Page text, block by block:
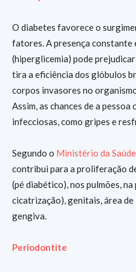
O diabetes favorece o
fatores. A presença constante
(hiperglicemia) pode
tira a eficiência dos glóbulos
corpos invasores no
Assim, as chances de a
infecciosas, como gripes e
Segundo o Ministério da Saúde
contribui para a proliferação
(pé diabético), nos pulmões,
cicatrização), genitais, área
gengiva.
Periodontite